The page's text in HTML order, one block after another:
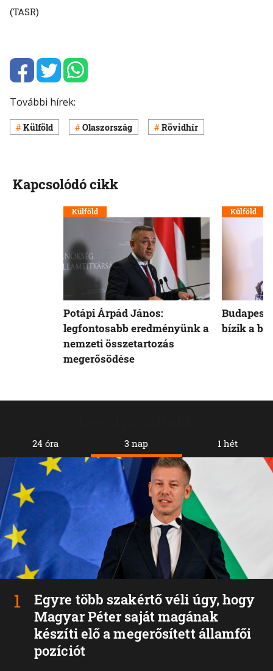
(TASR)
További hírek:
Külföld Olaszország Rövidhír
24 óra 3 nap
Egyre több szakértő véli úgy, hogy
Magyar Péter saját magának
készíti elő a megerősített államfői
pozíciót
1 hét
Kapcsolódó cikk
Külföld
Potápi Árpád János:
legfontosabb eredményünk a
nemzeti összetartozás
megerősödése
Külföld
Budapest
bízik a